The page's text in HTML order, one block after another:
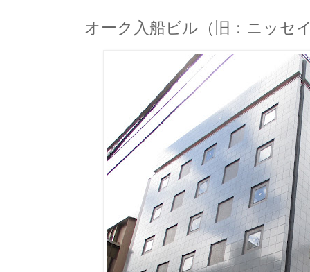
オーク入船ビル（旧：ニッセ